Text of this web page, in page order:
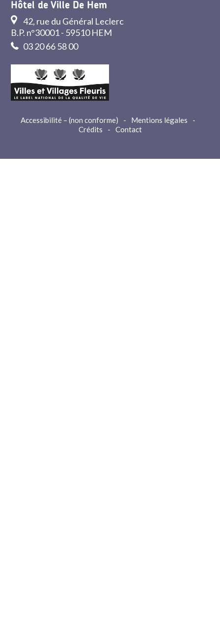
Hôtel de Ville De Hem
42, rue du Général Leclerc
B.P. n°30001 - 59510 HEM
03 20 66 58 00
Accessibilité – (non conforme) - Mentions légales
-
Crédits
- Contact